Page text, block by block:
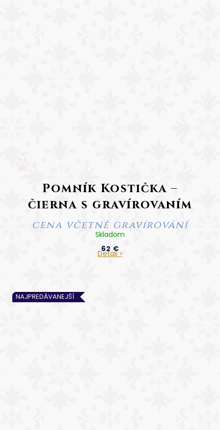
Pomník Kostička –
čierna s gravírovaním
cena včetně gravírování
Skladom
62 €
Detail
NAJPREDÁVANEJŠÍ